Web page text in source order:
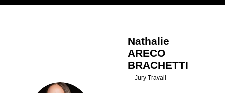
Nathalie
ARECO
BRACHETTI
Jury Travail